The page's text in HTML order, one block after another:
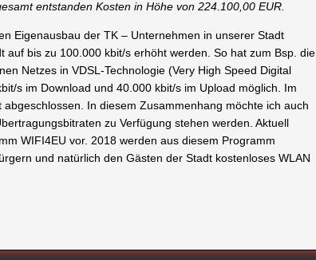
entstanden Kosten in Höhe von 224.100,00 EUR.
Eigenausbau der TK – Unternehmen in unserer Stadt
auf bis zu 100.000 kbit/s erhöht werden. So hat zum Bsp. die
Netzes in VDSL-Technologie (Very High Speed Digital
s im Download und 40.000 kbit/s im Upload möglich. Im
In diesem Zusammenhang möchte ich auch
zu Verfügung stehen werden. Aktuell
WIFI4EU vor. 2018 werden aus diesem Programm
und natürlich den Gästen der Stadt kostenloses WLAN